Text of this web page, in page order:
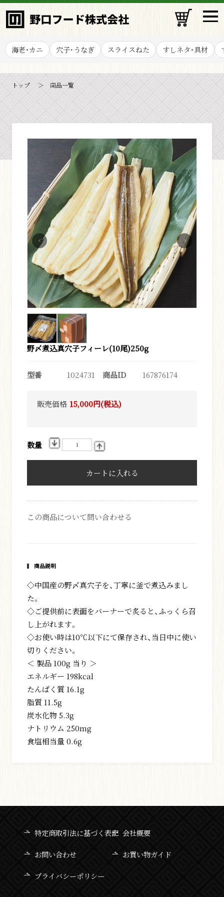
検索
穴子･うなぎ
スライスねた
すしネタ・具材
すし種
海苔・味付のり
乾 物
昆布・海藻
わさび
味噌・醤油
除菌・食中毒予防対策
特定商取引法に基づく表記 会社概要
プライバシーポリシー
海老・カニ 穴子･うなぎ スライスねた すしネタ・具材
トップ 商品一覧
< >
野〆煮込真穴子フィーレ(10尾)250g
型番 1024731 商品ID 167876174
販売価格 15,000円(税込)
数量
カートに入れる
この商品について問い合わせる
商品説明
◇中国産の野〆真穴子を、丁寧に釜で煮込みまし
た。
◇ご提供前に表面をバーナーで炙ると、ふっくら召
し上がれます。
◇お使い時は10℃以下にて保存され、当日中に使い
切りください。
＜ 製品 100g 当り ＞
エネルギー 198kcal
たんぱく質 16.1g
脂質 11.5g
炭水化物 5.3g
ナトリウム 250mg
食塩相当量 0.6g
特定商取引法に基づく表記 会社概要
お問い合わせ お買い物ガイド
プライバシーポリシー